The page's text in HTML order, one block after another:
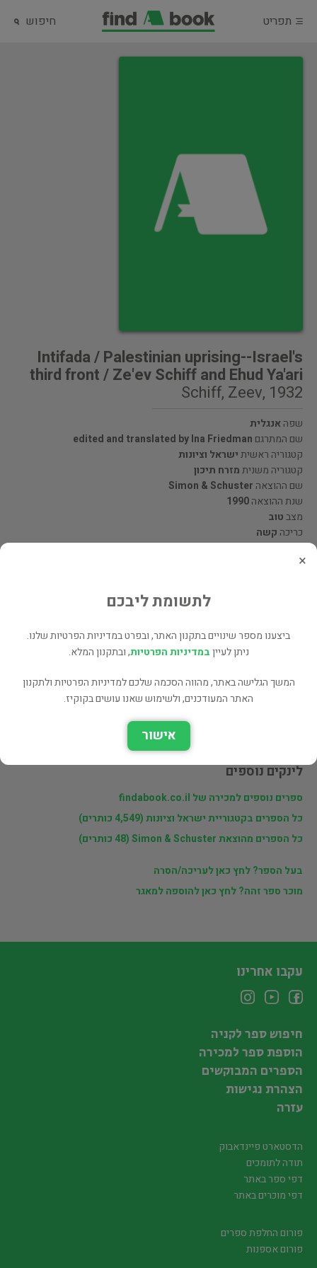
תפריט חיפוש
Intifada / Palestinian uprising--Israel's
third front / Ze'ev Schiff and Ehud Ya'ari
Schiff, Zeev, 1932
שפהאנגלית
שם המתרגם edited and translated by Ina Friedman
קטגוריה ראשיתישראל וציונות
קטגוריה משניתמזרח תיכון
שם ההוצאה Simon & Schuster
שנת ההוצאה1990
מצבטוב
כריכה קשה
פרטי המוכר
לינקים נוספים
ספרים נוספים למכירה של findabook.co.il
כל הספרים בקטגוריית ישראל וציונות (4,549 כותרים)
כל הספרים מהוצאת Simon & Schuster (48 כותרים)
בעל הספר? לחץ כאן לעריכה/הסרה
מוכר ספר זהה? לחץ כאן להוספה למאגר
×
לתשומת ליבכם
ביצענו מספר שינויים בתקנון האתר, ובפרט במדיניות הפרטיות שלנו.
ניתן לעייןבמדיניות הפרטיות, ובתקנון המלא.
המשך הגלישה באתר, מהווה הסכמה שלכם למדיניות הפרטיות ולתקנון
האתר המעודכנים, ולשימוש שאנו עושים בקוקיז.
אישור
עקבו אחרינו
חיפוש ספר לקניה
הוספת ספר למכירה
הספרים המבוקשים
הצהרת נגישות
עזרה
הדסטארט פיינדאבוק
תודה לתומכים
דפי ספר באתר
דפי מוכרים באתר
פורום החלפת ספרים
פורום אספנות